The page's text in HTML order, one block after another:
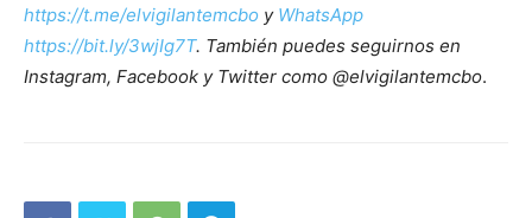
https://t.me/elvigilantemcbo y WhatsApp
https://bit.ly/3wjIg7T. También puedes seguirnos en
Instagram, Facebook y Twitter como @elvigilantemcbo.